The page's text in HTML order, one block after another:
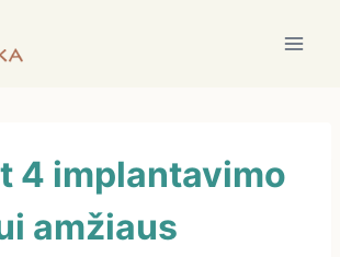
4 implantavimo
amžiaus